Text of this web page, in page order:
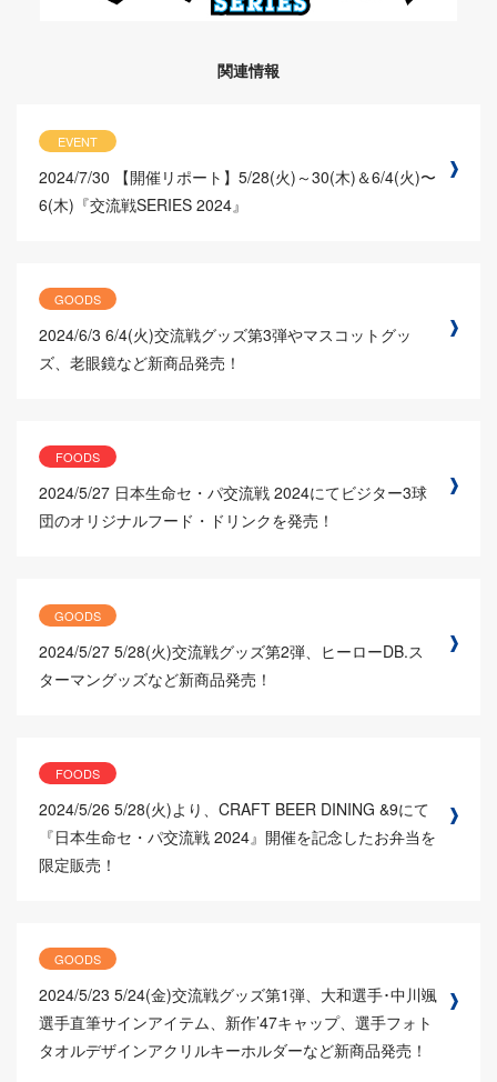
関連情報
EVENT
2024/7/30
【開催リポート】5/28(火)～30(木)＆6/4(火)〜
6(木)『交流戦SERIES 2024』
GOODS
2024/6/3 6/4(火)交流戦グッズ第3弾やマスコットグッ
ズ、老眼鏡など新商品発売！
FOODS
2024/5/27 日本生命セ・パ交流戦 2024にてビジター3球
団のオリジナルフード・ドリンクを発売！
GOODS
2024/5/27 5/28(火)交流戦グッズ第2弾、ヒーローDB.ス
ターマングッズなど新商品発売！
FOODS
2024/5/26 5/28(火)より、CRAFT BEER DINING &9にて
『日本生命セ・パ交流戦 2024』開催を記念したお弁当を
限定販売！
GOODS
2024/5/23 5/24(金)交流戦グッズ第1弾、大和選手･中川颯
選手直筆サインアイテム、新作’47キャップ、選手フォト
タオルデザインアクリルキーホルダーなど新商品発売！